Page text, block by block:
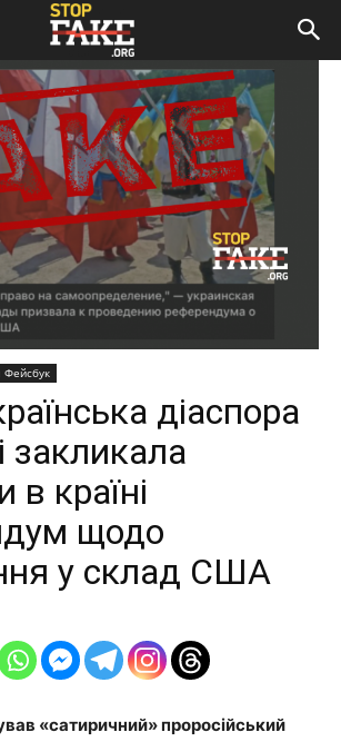
Фейсбук
діаспора
закликала
в країні
щодо
у склад США
«сатиричний» проросійський